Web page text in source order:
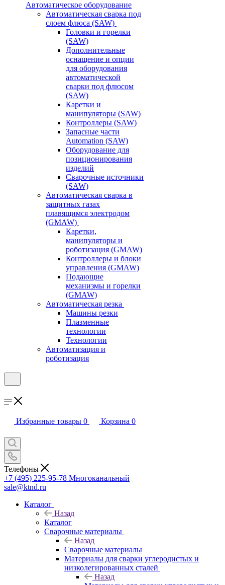
Автоматическое оборудование
Автоматическая сварка под
слоем флюса (SAW)
Головки и горелки
(SAW)
Дополнительные
оснащение и опции
для оборудования
автоматической
сварки под флюсом
(SAW)
Каретки и
манипуляторы (SAW)
Контроллеры (SAW)
Запасные части
Automation (SAW)
Оборудование для
позиционирования
изделий
Сварочные источники
(SAW)
Автоматическая сварка в
защитных газах
плавящимся электродом
(GMAW)
Каретки,
манипуляторы и
роботизация (GMAW)
Контроллеры и блоки
управления (GMAW)
Подающие
механизмы и горелки
(GMAW)
Автоматическая резка
Машины резки
Плазменные
технологии
Технологии
Автоматизация и
роботизация
Избранные товары 0 Корзина 0
Телефоны
+7 (495) 225-95-78 Многоканальный
sale@ktnd.ru
Каталог
Назад
Каталог
Сварочные материалы
Назад
Сварочные материалы
Материалы для сварки углеродистых и
низколегированных сталей
Назад